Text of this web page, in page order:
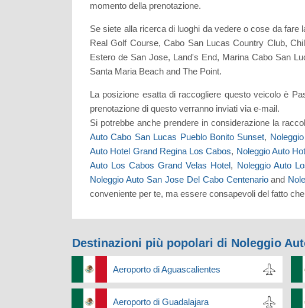
momento della prenotazione.
Se siete alla ricerca di luoghi da vedere o cose da
Real Golf Course, Cabo San Lucas Country Club,
Estero de San Jose, Land's End, Marina Cabo San
Santa Maria Beach and The Point.
La posizione esatta di raccogliere questo veicolo è
prenotazione di questo verranno inviati via e-mail.
Si potrebbe anche prendere in considerazione la
Auto Cabo San Lucas Pueblo Bonito Sunset,
Auto Hotel Grand Regina Los Cabos, Noleggio Auto
Auto Los Cabos Grand Velas Hotel, Noleggio Auto
Noleggio Auto San Jose Del Cabo Centenarioand
conveniente per te, ma essere consapevoli del fatto
Destinazioni più popolari di Noleggio
Aeroporto di Aguascalientes
Aeroporto di Guadalajara